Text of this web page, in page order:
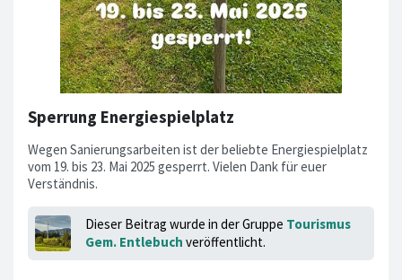
Sperrung Energiespielplatz
Wegen Sanierungsarbeiten ist der beliebte Energiespielplatz
vom 19. bis 23. Mai 2025 gesperrt. Vielen Dank für euer
Verständnis.
Dieser Beitrag wurde in der Gruppe Tourismus
Gem. Entlebuch veröffentlicht.